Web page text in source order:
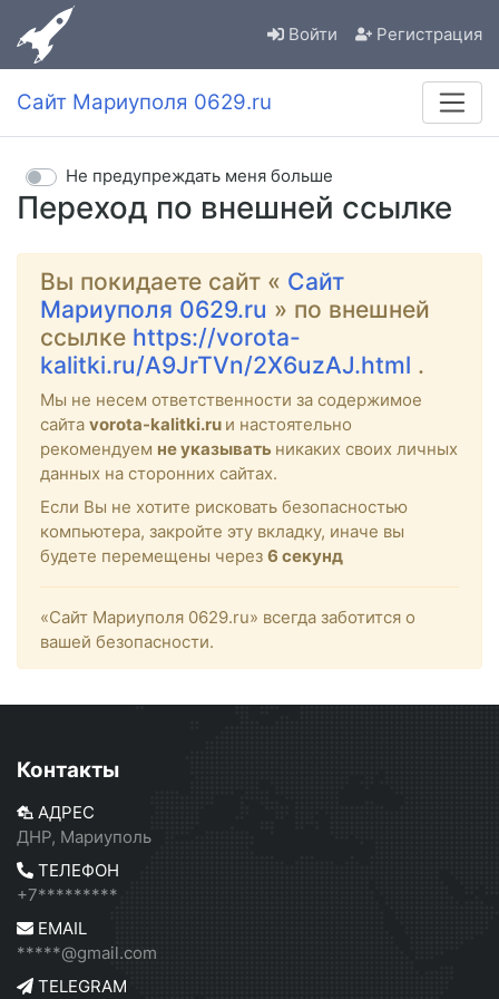
Войти Регистрация
Сайт Мариуполя 0629.ru
Переход по внешней ссылке
Не предупреждать меня больше
Вы покидаете сайт « Сайт
Мариуполя 0629.ru » по внешней
ссылке https://vorota-
kalitki.ru/A9JrTVn/2X6uzAJ.html .
Мы не несем ответственности за содержимое
сайта vorota-kalitki.ru и настоятельно
рекомендуем не указывать никаких своих личных
данных на сторонних сайтах.
Если Вы не хотите рисковать безопасностью
компьютера, закройте эту вкладку, иначе вы
будете перемещены через 6 секунд
«Сайт Мариуполя 0629.ru» всегда заботится о
вашей безопасности.
Контакты
АДРЕС
ДНР, Мариуполь
ТЕЛЕФОН
+7*********
EMAIL
*****@gmail.com
TELEGRAM